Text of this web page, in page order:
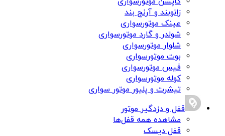
زانوبند و آرنج بند
عینک موتورسواری
شولدر و گارد موتورسواری
شلوار موتورسواری
بوت موتورسواری
فیس موتورسواری
کوله موتورسواری
تیشرت و پلیور موتور سواری
قفل و دزدگیر موتور
مشاهده همه قفل‌ها
قفل دیسک